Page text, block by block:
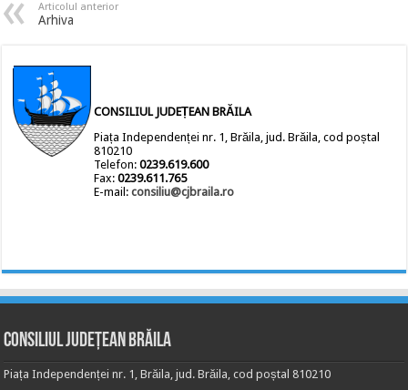
Articolul anterior
Arhiva
CONSILIUL JUDEȚEAN BRĂILA
Piața Independenței nr. 1, Brăila, jud. Brăila, cod poștal
810210
Telefon:0239.619.600
Fax:0239.611.765
E-mail:consiliu@cjbraila.ro
Consiliul Județean Brăila
Piața Independenței nr. 1, Brăila, jud. Brăila, cod poștal 810210